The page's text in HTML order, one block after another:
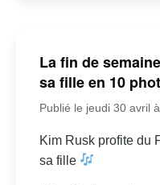
La fin de
sa fille en 10
Publié le jeudi 30 avril
Kim Rusk profite du
sa fille